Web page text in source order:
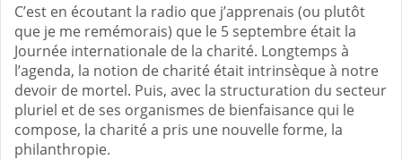
C’est en écoutant la radio que j’apprenais (ou plutôt
que je me remémorais) que le 5 septembre était la
Journée internationale de la charité. Longtemps à
l’agenda, la notion de charité était intrinsèque à notre
devoir de mortel. Puis, avec la structuration du secteur
pluriel et de ses organismes de bienfaisance qui le
compose, la charité a pris une nouvelle forme, la
philanthropie.